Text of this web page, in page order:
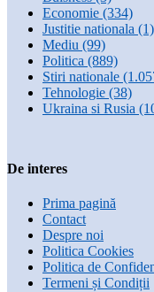
Economie (334)
Justitie nationala (1)
Mediu (99)
Politica (889)
Stiri nationale
Tehnologie (38)
Ukraina si Rusia
De interes
Prima pagină
Contact
Despre noi
Politica Cookies
Politica de
Termeni și Condiții